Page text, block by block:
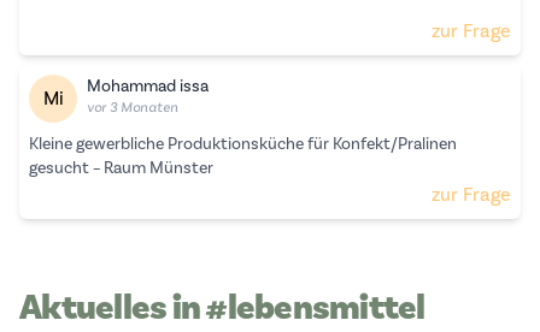
zur Frage
Mi Mohammad issa
vor 3 Monaten
Kleine gewerbliche Produktionsküche für Konfekt/Pralinen
gesucht – Raum Münster
zur Frage
Aktuelles in #lebensmittel